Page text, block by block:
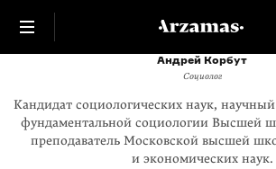
Андрей Корбут
Социолог
Кандидат социологических наук,
фундаментальной социологии Высшей
преподаватель Московской высшей
и экономических наук.